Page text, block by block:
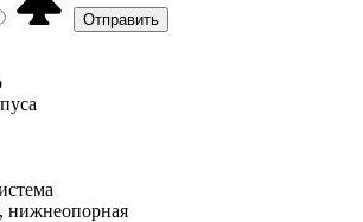
нижнеопорная